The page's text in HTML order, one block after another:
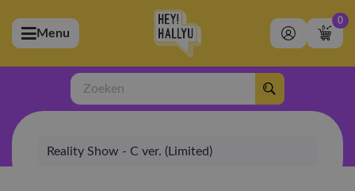
(Artiesten)
(Merchandise)
(Exclusive)
(Winkel)
Menu
0
Zoeken
Reality Show - C ver. (Limited)